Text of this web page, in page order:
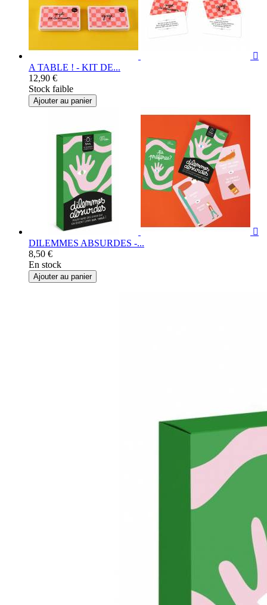

A TABLE ! - KIT DE...
12,90 €
Stock faible
Ajouter au panier

DILEMMES ABSURDES -...
8,50 €
En stock
Ajouter au panier